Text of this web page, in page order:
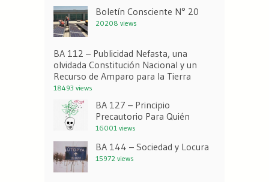
Boletín Consciente N° 20
20208 views
BA 112 – Publicidad Nefasta, una
olvidada Constitución Nacional y un
Recurso de Amparo para la Tierra
18493 views
BA 127 – Principio
Precautorio Para Quién
16001 views
BA 144 – Sociedad y Locura
15972 views